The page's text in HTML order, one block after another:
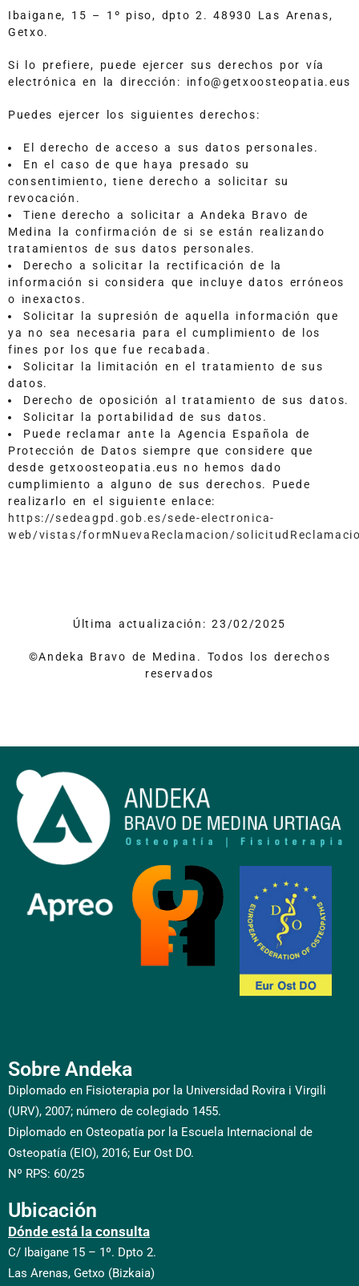
Ibaigane, 15 – 1º piso, dpto 2. 48930 Las Arenas,
Getxo.
Si lo prefiere, puede ejercer sus derechos por vía
electrónica en la dirección: info@getxoosteopatia.eus
Puedes ejercer los siguientes derechos:
El derecho de acceso a sus datos personales.
En el caso de que haya presado su
consentimiento, tiene derecho a solicitar su
revocación.
Tiene derecho a solicitar a Andeka Bravo de
Medina la confirmación de si se están realizando
tratamientos de sus datos personales.
Derecho a solicitar la rectificación de la
información si considera que incluye datos erróneos
o inexactos.
Solicitar la supresión de aquella información que
ya no sea necesaria para el cumplimiento de los
fines por los que fue recabada.
Solicitar la limitación en el tratamiento de sus
datos.
Derecho de oposición al tratamiento de sus datos.
Solicitar la portabilidad de sus datos.
Puede reclamar ante la Agencia Española de
Protección de Datos siempre que considere que
desde getxoosteopatia.eus no hemos dado
cumplimiento a alguno de sus derechos. Puede
realizarlo en el siguiente enlace:
https://sedeagpd.gob.es/sede-electronica-
web/vistas/formNuevaReclamacion/
Última actualización: 23/02/2025
©Andeka Bravo de Medina. Todos los derechos
reservados
Sobre Andeka
Diplomado en Fisioterapia por la Universidad Rovira i Virgili
(URV), 2007; número de colegiado 1455.
Diplomado en Osteopatía por la Escuela Internacional de
Osteopatía (EIO), 2016; Eur Ost DO.
Nº RPS: 60/25
Ubicación
Dónde está la consulta
C/ Ibaigane 15 – 1º. Dpto 2.
Las Arenas, Getxo (Bizkaia)